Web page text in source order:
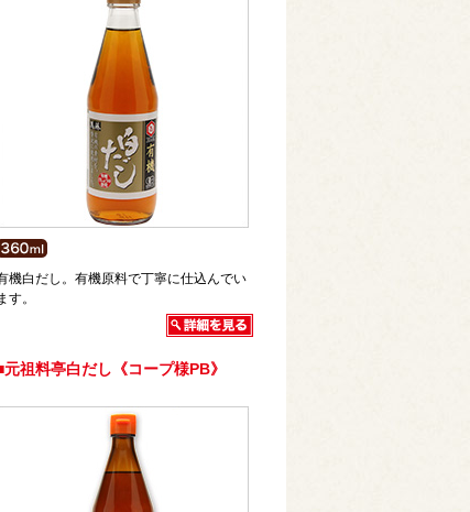
機白だし。有機原料で丁寧に仕込んでい
す。
元祖料亭白だし《コープ様PB》